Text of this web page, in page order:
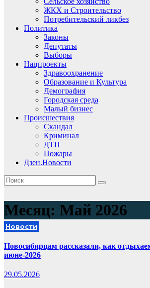
ЖКХ и Строительство
Потребительский ликбез
Политика
Законы
Депутаты
Выборы
Нацпроекты
Здравоохранение
Образование и Культура
Демография
Городская среда
Малый бизнес
Происшествия
Скандал
Криминал
ДТП
Пожары
Дзен.Новости
Месяц: Май 2026
Новости
Новосибирцам рассказали, как
июне-2026
29.05.2026